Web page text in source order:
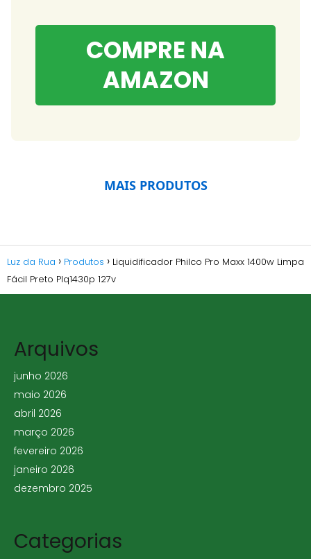
COMPRE NA
AMAZON
MAIS PRODUTOS
Luz da Rua Produtos
Liquidificador Philco Pro Maxx 1400w Limpa
Fácil Preto Plq1430p 127v
Arquivos
junho 2026
maio 2026
abril 2026
março 2026
fevereiro 2026
janeiro 2026
dezembro 2025
Categorias